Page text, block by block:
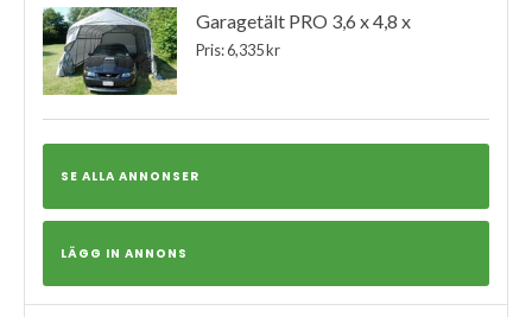
Garagetält PRO 3,6 x 4,8 x
Pris: 6,335 kr
SE ALLA ANNONSER
LÄGG IN ANNONS